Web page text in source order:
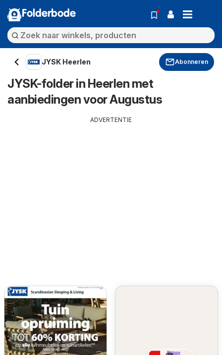
Folderbode
JYSK Heerlen Abonneren
JYSK-folder in Heerlen met
aanbiedingen voor Augustus
ADVERTENTIE